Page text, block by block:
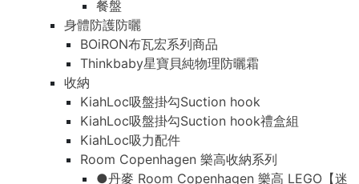
餐盤
身體防護防曬
BOiRON布瓦宏系列商品
Thinkbaby星寶貝純物理防曬霜
收納
KiahLoc吸盤掛勾Suction hook
KiahLoc吸盤掛勾Suction hook禮盒組
KiahLoc吸力配件
Room Copenhagen 樂高收納系列
●丹麥 Room Copenhagen 樂高 LEGO【迷